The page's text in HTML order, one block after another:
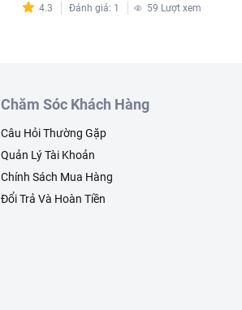
4.3 Đánh giá: 1 59 Lượt xem
Chăm Sóc Khách Hàng
Câu Hỏi Thường Gặp
Quản Lý Tài Khoản
Chính Sách Mua Hàng
Đổi Trả Và Hoàn Tiền